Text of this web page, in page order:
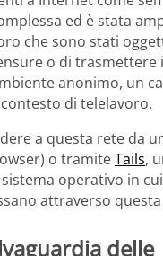
ed è stata
che sono stati
o di trasmettere
anonimo, un
di telelavoro.
a questa rete da
o tramiteTails,
operativo in
attraverso
delle